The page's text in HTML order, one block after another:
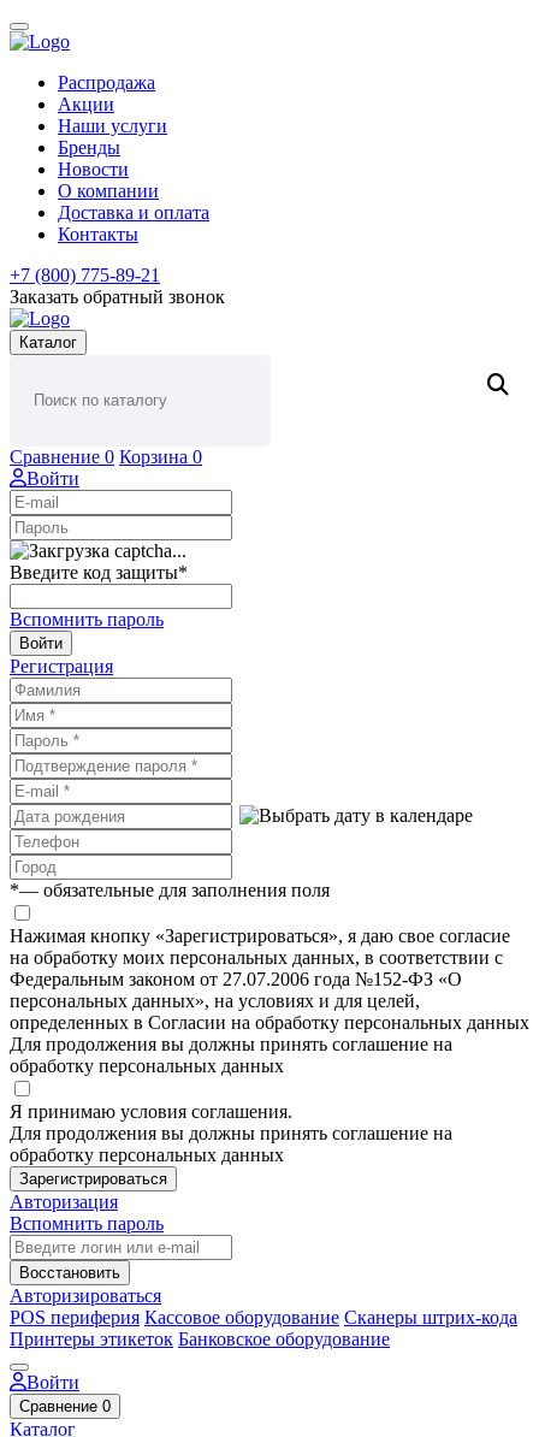
Распродажа
Акции
Наши услуги
Бренды
Новости
О компании
Доставка и оплата
Контакты
+7 (800) 775-89-21
Заказать обратный звонок
Каталог
Сравнение 0 Корзина 0
Войти
Введите код защиты*
Вспомнить пароль
Войти
Регистрация
*— обязательные для заполнения поля
Нажимая кнопку «Зарегистрироваться», я даю свое согласие
на обработку моих персональных данных, в соответствии с
Федеральным законом от 27.07.2006 года №152-ФЗ «О
персональных данных», на условиях и для целей,
определенных в Согласии на обработку персональных данных
Для продолжения вы должны принять соглашение на
обработку персональных данных
Я принимаю условия соглашения.
Для продолжения вы должны принять соглашение на
обработку персональных данных
Зарегистрироваться
Авторизация
Вспомнить пароль
Восстановить
Авторизироваться
POS периферия Кассовое оборудование Сканеры штрих-кода
Принтеры этикеток Банковское оборудование
Войти
Сравнение 0
Каталог